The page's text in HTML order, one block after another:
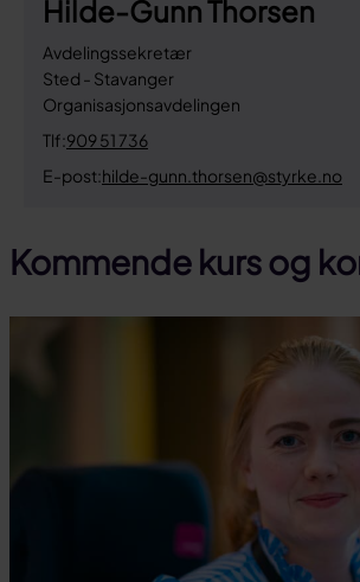
Hilde-Gunn Thorsen
Avdelingssekretær
Sted - Stavanger
Organisasjonsavdelingen
Tlf:909 51 736
E-post:hilde-gunn.thorsen@styrke.no
Kommende kurs og